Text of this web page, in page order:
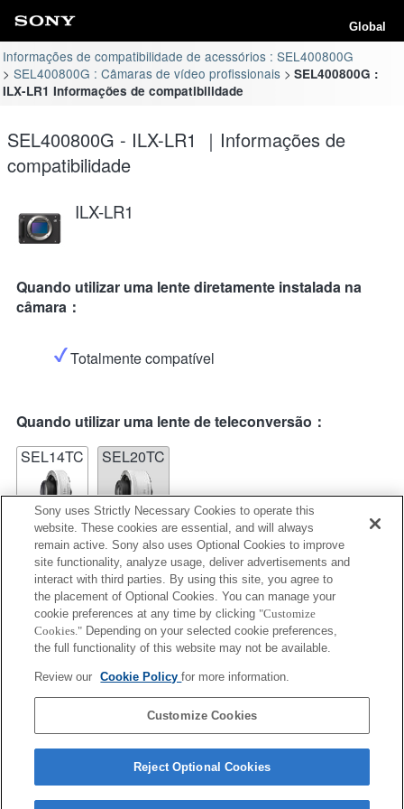
Global
Informações de compatibilidade de acessórios : SEL400800G
SEL400800G : Câmaras de vídeo profissionais
SEL400800G :
ILX-LR1 Informações de compatibilidade
SEL400800G - ILX-LR1 ｜Informações de
compatibilidade
ILX-LR1
Quando utilizar uma lente diretamente instalada na
câmara：
Totalmente compatível
Quando utilizar uma lente de teleconversão：
SEL14TC
SEL20TC
SEL14TC
Totalmente compatível
Informações de compatibilidade de funções
Sony uses Strictly Necessary Cookies to operate this
website. These cookies are essential, and will always
remain active. Sony also uses Optional Cookies to improve
site functionality, analyze usage, deliver advertisements and
interact with third parties. By using this site, you agree to
the placement of Optional Cookies. You can manage your
cookie preferences at any time by clicking "Customize
Cookies." Depending on your selected cookie preferences,
the full functionality of this website may not be available.
Review our Cookie Policyfor more information.
Customize Cookies
Reject Optional Cookies